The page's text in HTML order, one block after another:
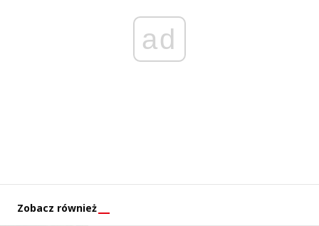
ad
Zobacz również